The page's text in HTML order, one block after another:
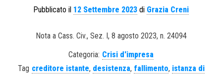
Pubblicato il 12 Settembre 2023 di Grazia Creni
Nota a Cass. Civ., Sez. I, 8 agosto 2023, n. 24094
Categoria: Crisi d'impresa
Tag creditore istante, desistenza, fallimento, istanza di